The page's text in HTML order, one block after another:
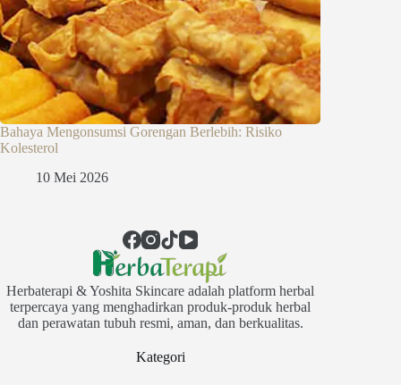
Bahaya Mengonsumsi Gorengan Berlebih: Risiko
Kolesterol
10 Mei 2026
Herbaterapi & Yoshita Skincare adalah platform herbal
terpercaya yang menghadirkan produk-produk herbal
dan perawatan tubuh resmi, aman, dan berkualitas.
Kategori